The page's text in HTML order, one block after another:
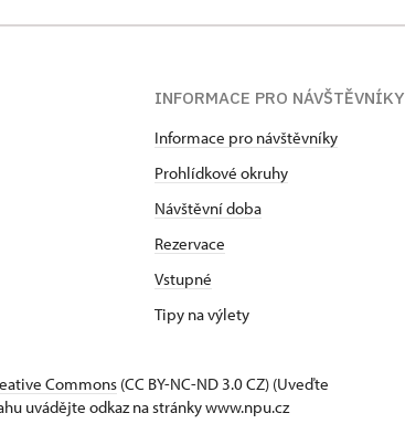
INFORMACE PRO NÁVŠTĚVNÍKY
Informace pro návštěvníky
Prohlídkové okruhy
Návštěvní doba
Rezervace
Vstupné
Tipy na výlety
Commons (CC BY-NC-ND 3.0 CZ) (Uveďte
uvádějte odkaz na stránky www.npu.cz